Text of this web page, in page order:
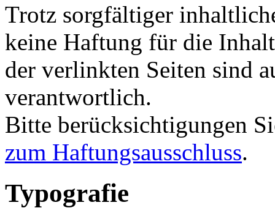
Trotz sorgfältiger
keine Haftung für die
der verlinkten Seiten sind
verantwortlich.
Bitte berücksichtigungen
zum Haftungsausschluss.
Typografie